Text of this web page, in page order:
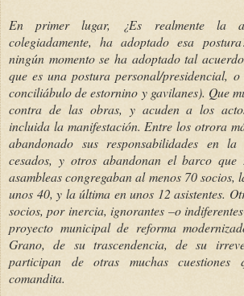
En primer lugar, ¿Es realmente la
colegiadamente, ha adoptado esa
ningún momento se ha adoptado tal
que es una postura personal/presidencial,
conciliábulo de estornino y gavilanes). Que
contra de las obras, y acuden a los
incluida la manifestación. Entre los otrora
abandonado sus responsabilidades en la
cesados, y otros abandonan el barco que
asambleas congregaban al menos 70 socios,
unos 40, y la última en unos 12 asistentes.
socios, por inercia, ignorantes –o
proyecto municipal de reforma
Grano, de su trascendencia, de su
participan de otras muchas
comandita.